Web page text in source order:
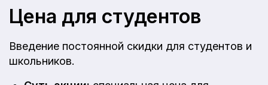
Цена для студентов
Введение постоянной скидки для студентов и
школьников.